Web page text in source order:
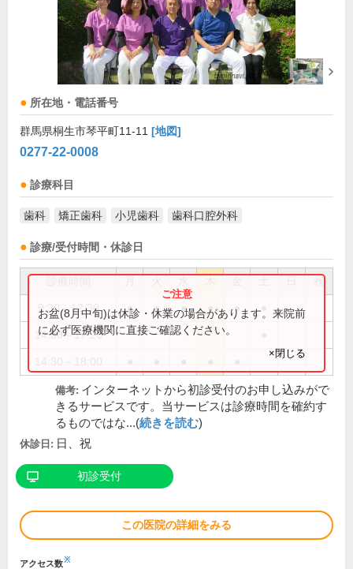
所在地・電話番号
群馬県桐生市琴平町11-11 [地図]
0277-22-0008
診療科目
歯科 矯正歯科 小児歯科 歯科口腔外科
診療/受付時間・休診日
祝
9:30～12:30 ● ● ● ● ●
14:30～17:20
お盆(8月中旬)は休診・休業の場合があります。来院前
に必ず医療機関に直接ご確認ください。
×閉じる
備考: インターネットから初診受付のお申し込みがで
きるサービスです。当サービスは診療時間を確約す
るものではな...(続きを読む)
休診日: 日、祝
初診受付
この医院の詳細をみる
アクセス数※